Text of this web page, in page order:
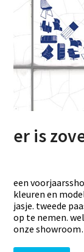
er is
een
kleuren en
jasje. tweede
op te nemen.
onze